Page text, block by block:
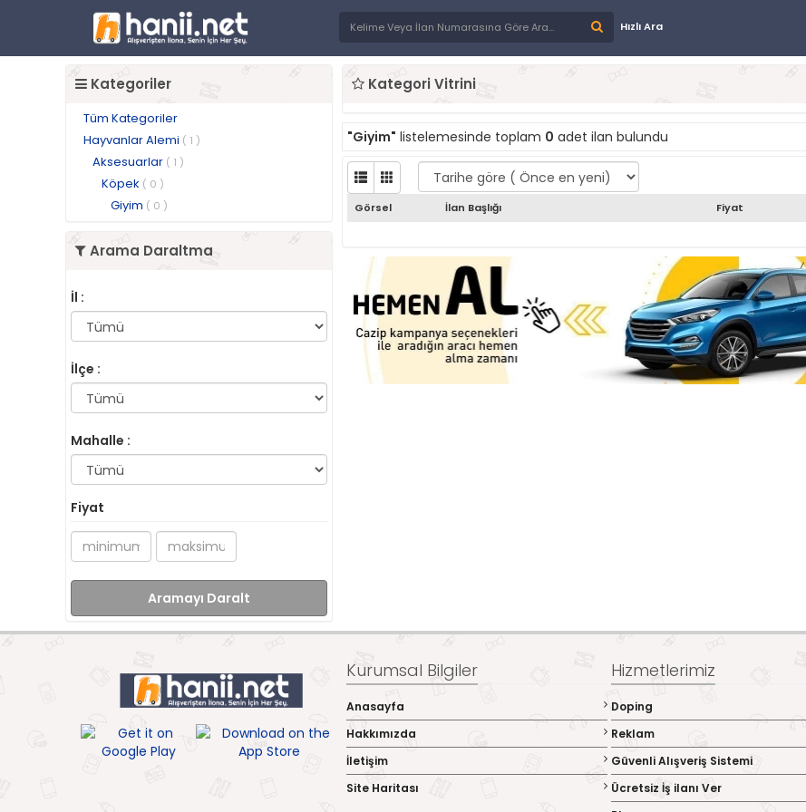
Hızlı Ara
Kategoriler
Tüm Kategoriler
Hayvanlar Alemi ( 1 )
Aksesuarlar ( 1 )
Köpek ( 0 )
Giyim ( 0 )
Arama Daraltma
İl :
İlçe :
Mahalle :
Fiyat
Aramayı Daralt
Kategori Vitrini
"Giyim" listelemesinde toplam 0 adet ilan bulundu
Görsel İlan Başlığı Fiyat
Kurumsal Bilgiler
Anasayfa
Hakkımızda
İletişim
Site Haritası
Hizmetlerimiz
Doping
Reklam
Güvenli Alışveriş Sistemi
Ücretsiz İş ilanı Ver